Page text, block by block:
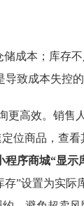
成本；库存
致成本失控的
更高效。销售
位商品，查看
程序商城“显示
”设置为实际